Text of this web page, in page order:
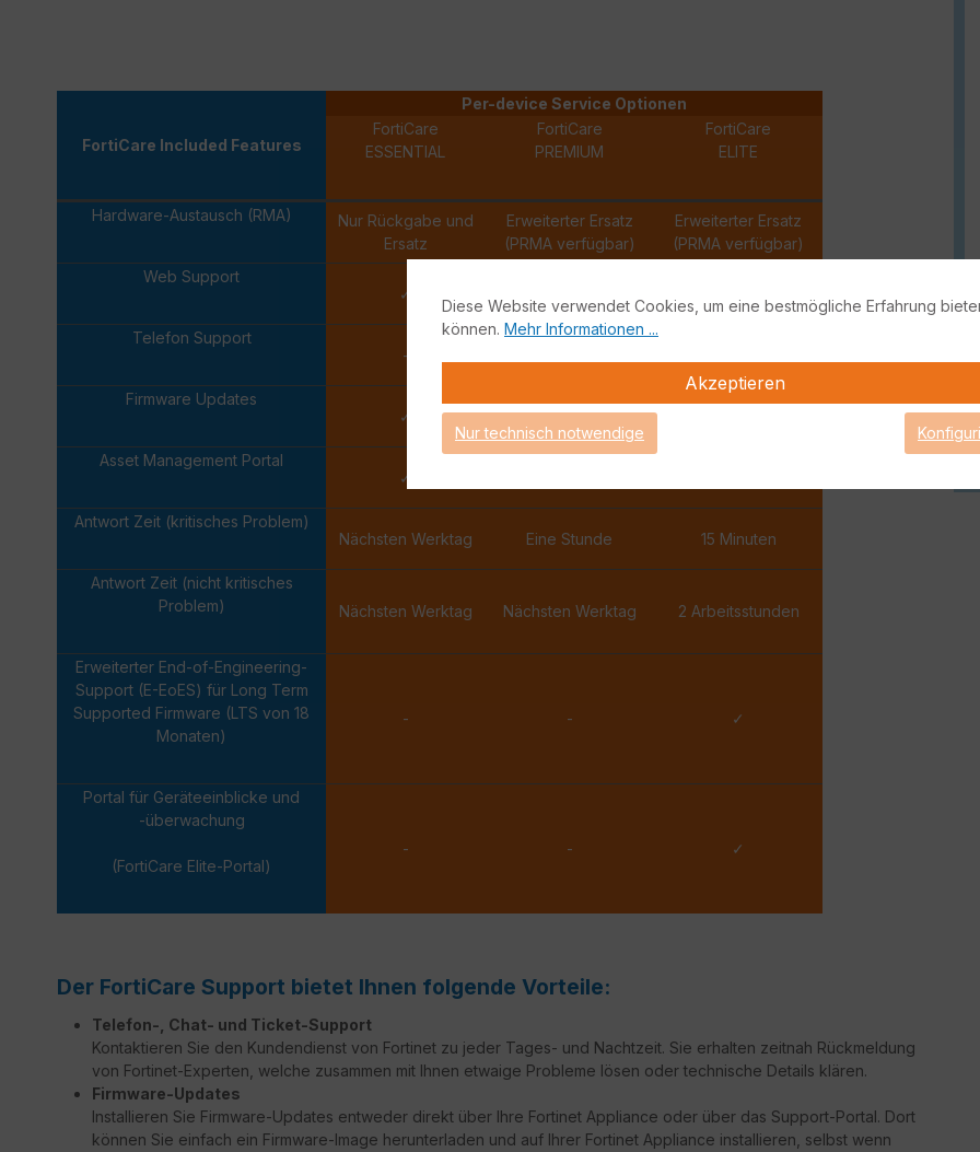
FortiCare Included Features
Per-device Service Optionen
FortiCare
ESSENTIAL
FortiCare
PREMIUM
FortiCare
ELITE
Hardware-Austausch (RMA)
Nur Rückgabe und
Ersatz
Erweiterter Ersatz
(PRMA verfügbar)
Erweiterter Ersatz
(PRMA verfügbar)
Web Support
✓
Telefon Support
-
Firmware Updates
✓
✓
Asset Management Portal
✓
Antwort Zeit (kritisches Problem)
Nächsten Werktag
Eine Stunde 15 Minuten
Antwort Zeit (nicht kritisches
Problem)
Nächsten Werktag Nächsten Werktag 2 Arbeitsstunden
Erweiterter End-of-Engineering-
Support (E-EoES) für Long Term
Supported Firmware (LTS von 18
Monaten)
- - ✓
Portal für Geräteeinblicke und
-überwachung
(FortiCare Elite-Portal)
- - ✓
Der FortiCare Support bietet Ihnen folgende Vorteile:
Telefon-, Chat- und Ticket-Support
Kontaktieren Sie den Kundendienst von Fortinet zu jeder Tages- und Nachtzeit. Sie erhalten zeitnah Rückmeldung
von Fortinet-Experten, welche zusammen mit Ihnen etwaige Probleme lösen oder technische Details klären.
Firmware-Updates
Installieren Sie Firmware-Updates entweder direkt über Ihre Fortinet Appliance oder über das Support-Portal. Dort
können Sie einfach ein Firmware-Image herunterladen und auf Ihrer Fortinet Appliance installieren, selbst wenn
Diese Website verwendet Cookies, um eine bestmögliche Erfahrung
können. Mehr Informationen ...
Akzeptieren
Nur technisch notwendige